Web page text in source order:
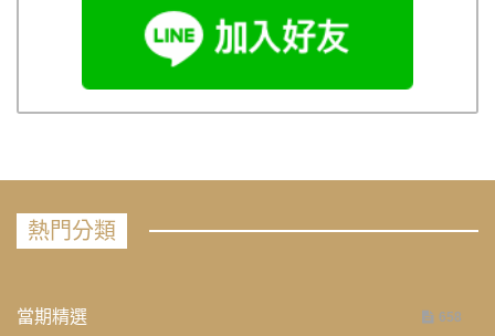
熱門分類
當期精選 658